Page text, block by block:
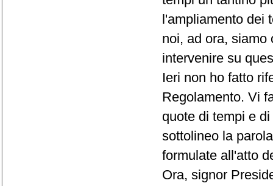
l'ampliamento dei
noi, ad ora, siamo
intervenire su
Ieri non ho fatto
Regolamento. Vi
quote di tempi e
sottolineo la
formulate all'atto
Ora, signor